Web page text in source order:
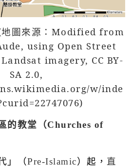
地圖來源：Modified from
using Open Street
imagery, CC BY-
SA 2.0,
w/inde
的教堂（Churches of
」（Pre-Islamic）起， 直